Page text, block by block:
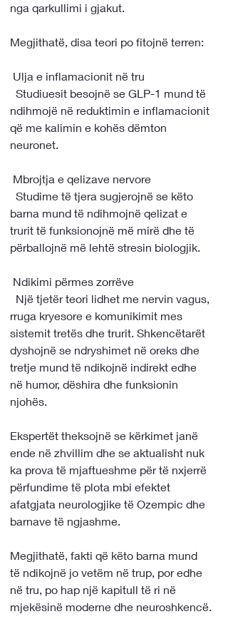
nga qarkullimi i gjakut.
Megjithatë, disa teori po fitojnë terren:
Ulja e inflamacionit në tru
ndihmojë në reduktimin e inflamacionit
që me kalimin e kohës dëmton
neuronet.
Mbrojtja e qelizave nervore
barna mund të ndihmojnë qelizat e
trurit të funksionojnë më mirë dhe të
përballojnë më lehtë stresin biologjik.
Ndikimi përmes zorrëve
rruga kryesore e komunikimit mes
sistemit tretës dhe trurit. Shkencëtarët
dyshojnë se ndryshimet në oreks dhe
tretje mund të ndikojnë indirekt edhe
në humor, dëshira dhe funksionin
njohës.
Ekspertët theksojnë se kërkimet janë
ende në zhvillim dhe se aktualisht nuk
ka prova të mjaftueshme për të nxjerrë
përfundime të plota mbi efektet
afatgjata neurologjike të Ozempic dhe
barnave të ngjashme.
Megjithatë, fakti që këto barna mund
të ndikojnë jo vetëm në trup, por edhe
në tru, po hap një kapitull të ri në
mjekësinë moderne dhe neuroshkencë.